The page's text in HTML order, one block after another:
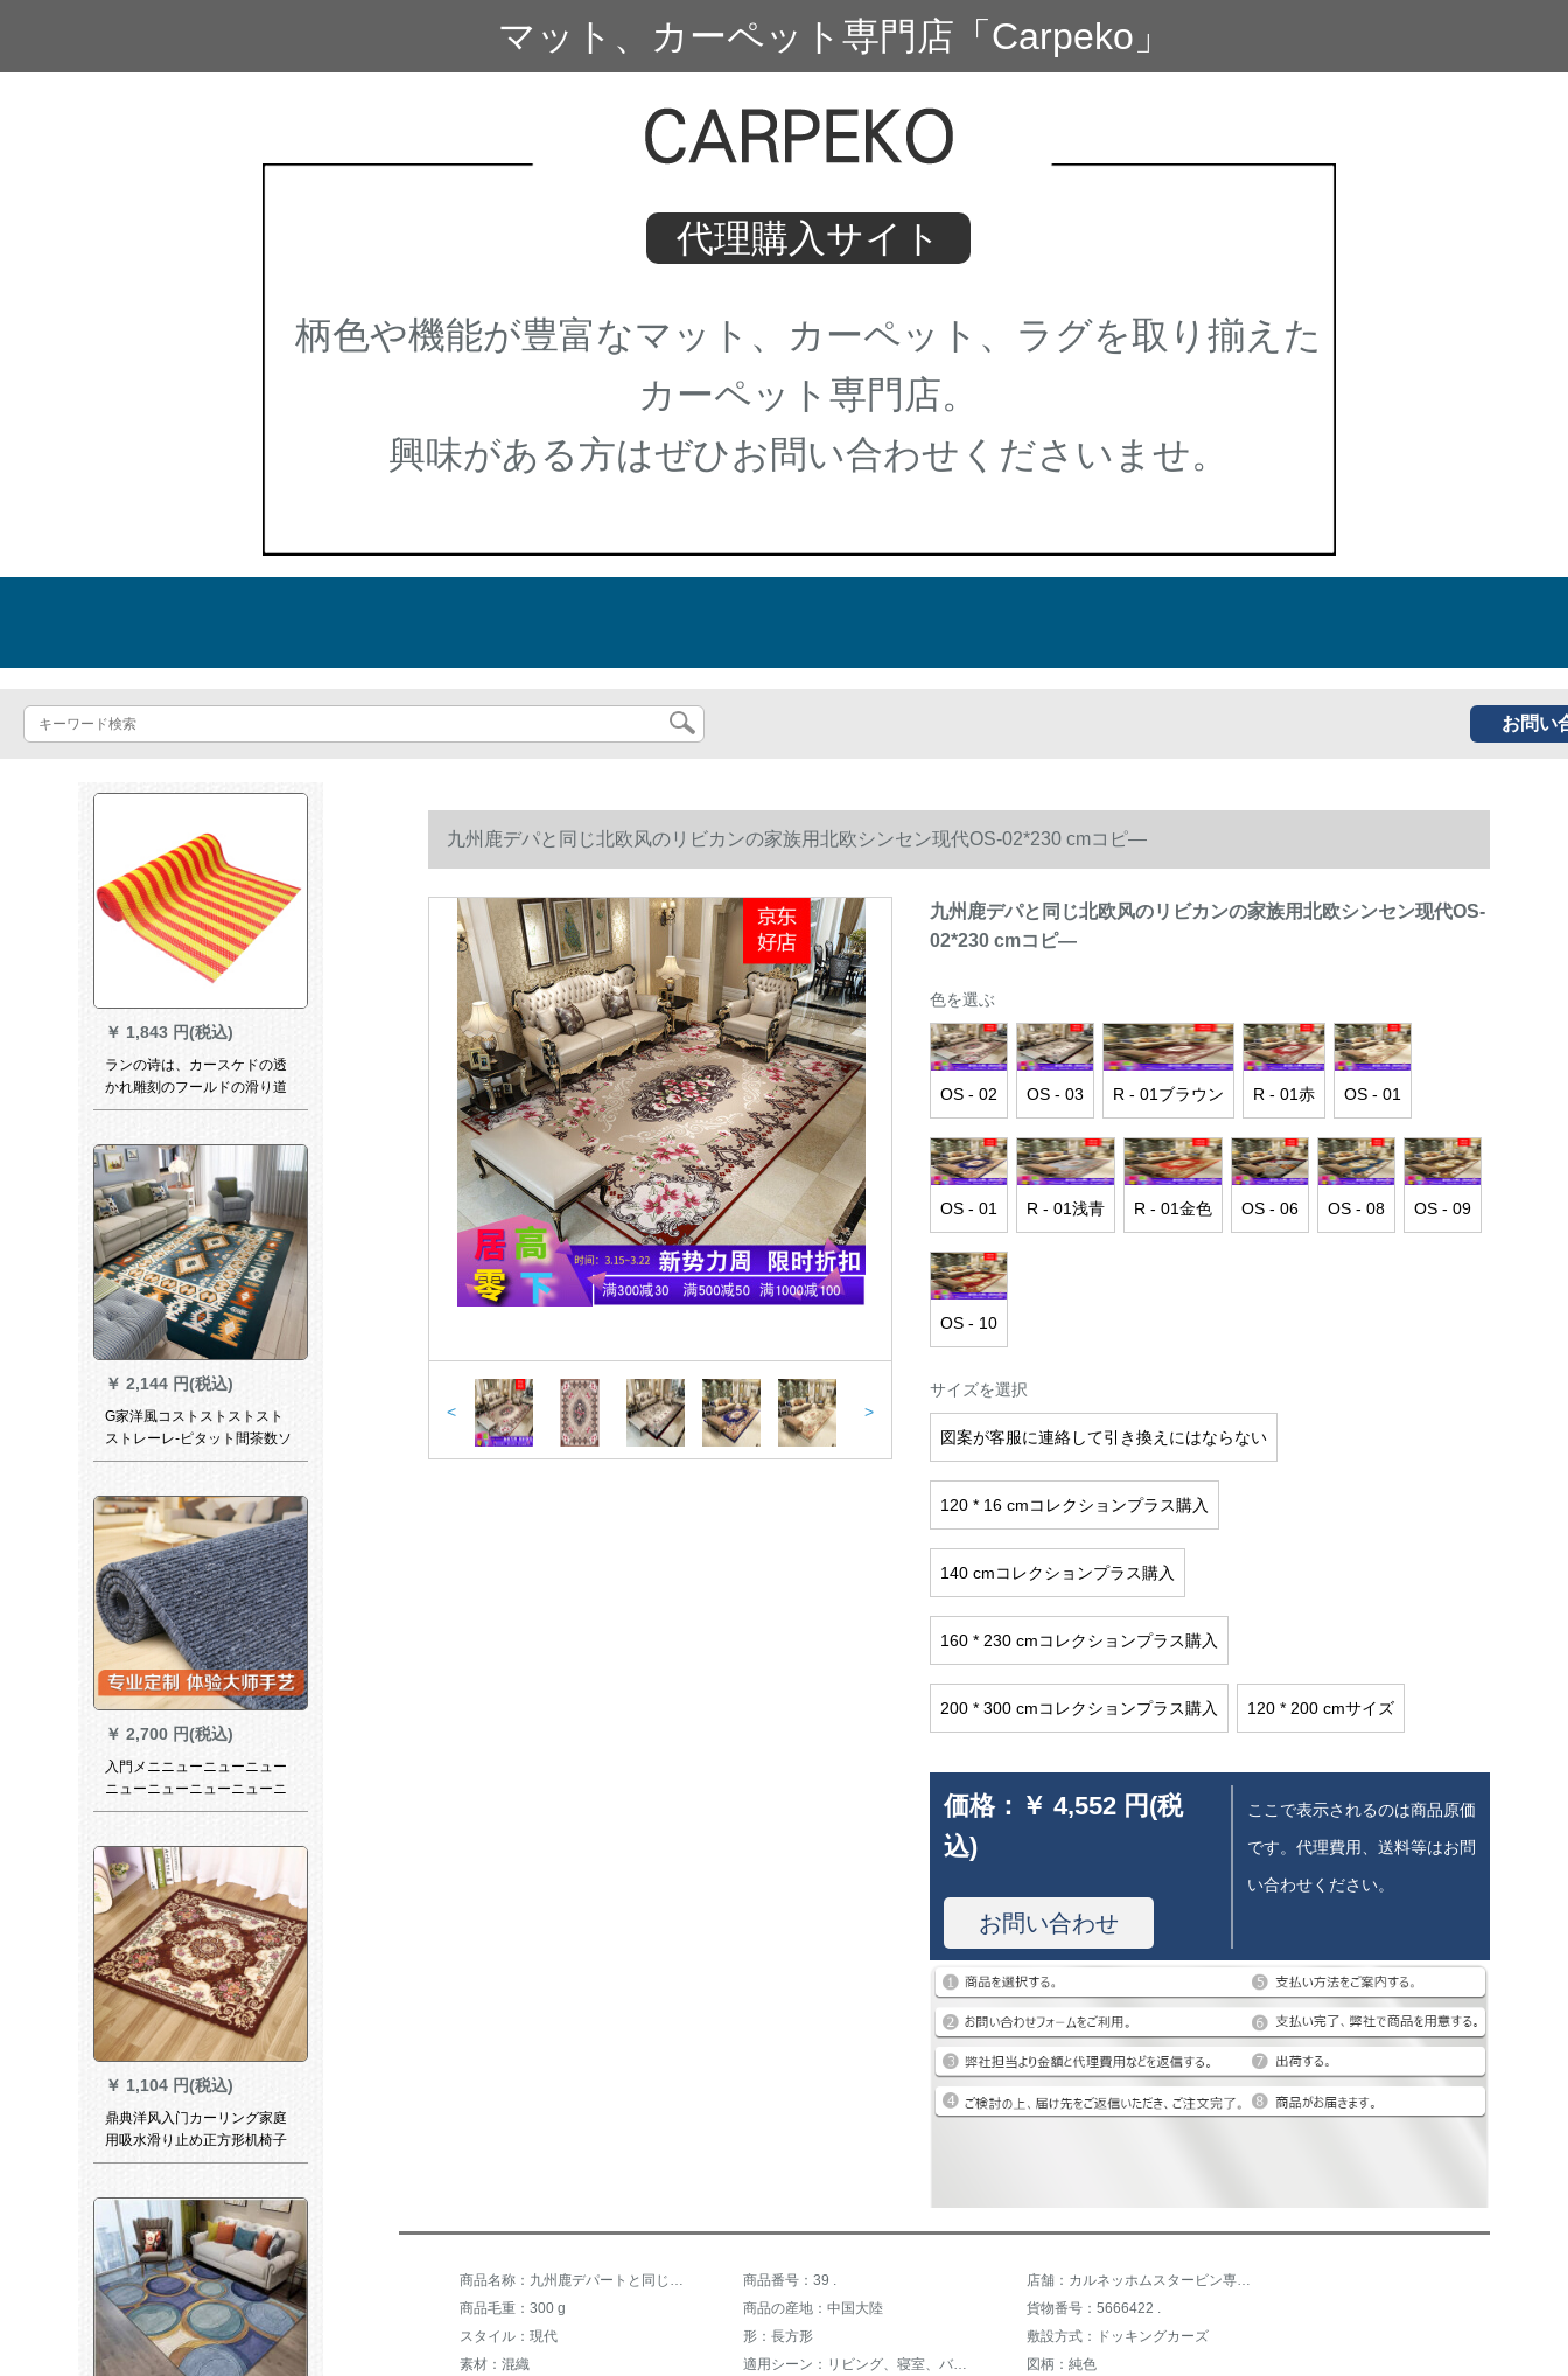
マット、カーペット専門店「Carpeko」
代理購入サイト
柄色や機能が豊富なマット、カーペット、ラグを取り揃えた
カーペット専門店。
興味がある方はぜひお問い合わせくださいませ。
お問い
￥ 1,843 円(税込)
ランの诗は、カースケドの透
かれ雕刻のフールドの滑り道
の廊下のカーリングリング
特殊なサイズスはカースター
ビースを连络することです。
￥ 2,144 円(税込)
G家洋風コストストストスト
ストレーレ-ピタット間茶数ソ
フ·ル現代寝室カーーペラッラ·
メトル*2.4メトル
￥ 2,700 円(税込)
入門メニニューニューニュー
ニューニューニューニューニ
ューニューニューニューニュ
ニューメニニューニューニュ
ーメニニューニューメニニュ
ーニューニューメニエールメ
ニニューニューニューニュー
ニューニューメニムムムムム
ムムムムムムムムムムムムニ
ニニニイルメニニューニュー
ニューメニニューニューメニ
ニューニューニューメニ
￥ 1,104 円(税込)
鼎典洋风入门カーリング家庭
用吸水滑り止め正方形机椅子
毛布パソコン回転椅子カレッ
リング100 X 100 cm
九州鹿デパと同じ北欧风のリビカンの家族用北欧シンセン现代OS-02*230 cmコピ―
< >
九州鹿デパと同じ北欧风のリビカンの家族用北欧シンセン现代OS-
02*230 cmコピ―
色を選ぶ
OS - 02 OS - 03 R - 01ブラウン R - 01赤 OS - 01
OS - 01 R - 01浅青 R - 01金色 OS - 06 OS - 08 OS - 09
OS - 10
サイズを選択
図案が客服に連絡して引き換えにはならない
120 * 16 cmコレクションプラス購入
140 cmコレクションプラス購入
160 * 230 cmコレクションプラス購入
200 * 300 cmコレクションプラス購入 120 * 200 cmサイズ
価格： ￥ 4,552 円(税
込)
お問い合わせ
ここで表示されるのは商品原価
です。代理費用、送料等はお問
い合わせください。
商品名称：九州鹿デパートと同じ北欧風のリビングカーンペッット厚手洋風カレーペッットリビングソファルームソファー寝室満屋家庭用北欧シーン現代OS - 02 160 * 230 cmコレクション 商品番号：39 .
店舗：カルネッホムスタービン専営店
商品毛重：300 g
商品の産地：中国大陸
貨物番号：5666422 .
スタイル：現代
形：長方形
敷設方式：ドッキングカーズ
素材：混織
適用シーン：リビング、寝室、バス、キッチン、ドア
図柄：純色